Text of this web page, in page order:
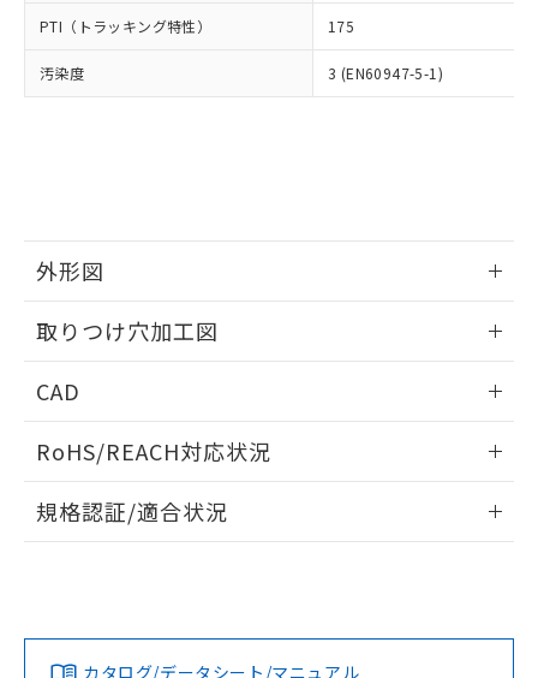
PTI（トラッキング特性） 175
汚染度 3 (EN60947-5-1)
外形図
取りつけ穴加工図
CAD
ドすることができます。
ログイン/会員登録
ダウンロードデータをご利用いただく前に、以下を必ずお読
みください。
RoHS/REACH対応状況
EU RoHS 注意事項・凡例
規格認証/適合状況
カタログ/データシート/マニュアル
※当社の共同利用者とは、"個人情報
の「1.共同利
用者の範囲」に記載されている法人を
EU RoHS指令（10物質）の非含有証明書
51物質の非含有証明書（当社基準）
※本証明書は発行日時点で非含有を証明す
るもので、過去に遡って非含有を証明する
していることから、特段のことがない限
り、2022年1月12日より割愛しておりま
す。